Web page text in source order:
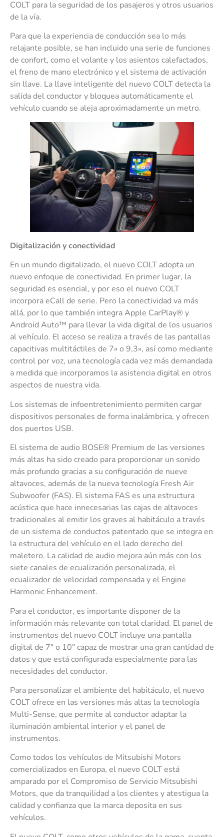
COLT para la seguridad de los pasajeros y otros usuarios
de la vía.
Para que la experiencia de conducción sea lo más
relajante posible, se han incluido una serie de funciones
de confort, como el volante y los asientos calefactados,
el freno de mano electrónico y el sistema de activación
sin llave. La llave inteligente del nuevo COLT detecta la
salida del conductor y bloquea automáticamente el
vehículo cuando se aleja aproximadamente un metro.
Digitalización y conectividad
En un mundo digitalizado, el nuevo COLT adopta un
nuevo enfoque de conectividad. En primer lugar, la
seguridad es esencial, y por eso el nuevo COLT
incorpora eCall de serie. Pero la conectividad va más
allá, por lo que también integra Apple CarPlay® y
Android Auto™ para llevar la vida digital de los usuarios
al vehículo. El acceso se realiza a través de las pantallas
capacitivas multitáctiles de 7» o 9,3», así como mediante
control por voz, una tecnología cada vez más demandada
a medida que incorporamos la asistencia digital en otros
aspectos de nuestra vida.
Los sistemas de infoentretenimiento permiten cargar
dispositivos personales de forma inalámbrica, y ofrecen
dos puertos USB.
El sistema de audio BOSE® Premium de las versiones
más altas ha sido creado para proporcionar un sonido
más profundo gracias a su configuración de nueve
altavoces, además de la nueva tecnología Fresh Air
Subwoofer (FAS). El sistema FAS es una estructura
acústica que hace innecesarias las cajas de altavoces
tradicionales al emitir los graves al habitáculo a través
de un sistema de conductos patentado que se integra en
la estructura del vehículo en el lado derecho del
maletero. La calidad de audio mejora aún más con los
siete canales de ecualización personalizada, el
ecualizador de velocidad compensada y el Engine
Harmonic Enhancement.
Para el conductor, es importante disponer de la
información más relevante con total claridad. El panel de
instrumentos del nuevo COLT incluye una pantalla
digital de 7″ o 10″ capaz de mostrar una gran cantidad de
datos y que está configurada especialmente para las
necesidades del conductor.
Para personalizar el ambiente del habitáculo, el nuevo
COLT ofrece en las versiones más altas la tecnología
Multi-Sense, que permite al conductor adaptar la
iluminación ambiental interior y el panel de
instrumentos.
Como todos los vehículos de Mitsubishi Motors
comercializados en Europa, el nuevo COLT está
amparado por el Compromiso de Servicio Mitsubishi
Motors, que da tranquilidad a los clientes y atestigua la
calidad y confianza que la marca deposita en sus
vehículos.